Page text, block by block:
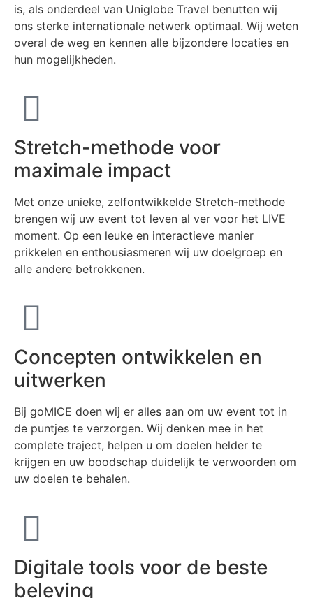
is, als onderdeel van Uniglobe Travel benutten wij
ons sterke internationale netwerk optimaal. Wij weten
overal de weg en kennen alle bijzondere locaties en
hun mogelijkheden.
Stretch-methode voor
maximale impact
Met onze unieke, zelfontwikkelde Stretch-methode
brengen wij uw event tot leven al ver voor het LIVE
moment. Op een leuke en interactieve manier
prikkelen en enthousiasmeren wij uw doelgroep en
alle andere betrokkenen.
Concepten ontwikkelen en
uitwerken
Bij goMICE doen wij er alles aan om uw event tot in
de puntjes te verzorgen. Wij denken mee in het
complete traject, helpen u om doelen helder te
krijgen en uw boodschap duidelijk te verwoorden om
uw doelen te behalen.
Digitale tools voor de beste
beleving